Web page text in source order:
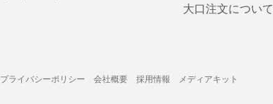
大口注文について
プライバシーポリシー 会社概要 採用情報 メディアキット